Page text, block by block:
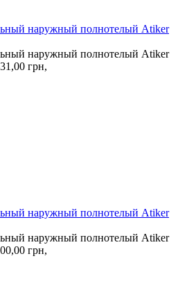
наружный полнотелый Atiker
наружный полнотелый Atiker
грн,
наружный полнотелый Atiker
наружный полнотелый Atiker
грн,